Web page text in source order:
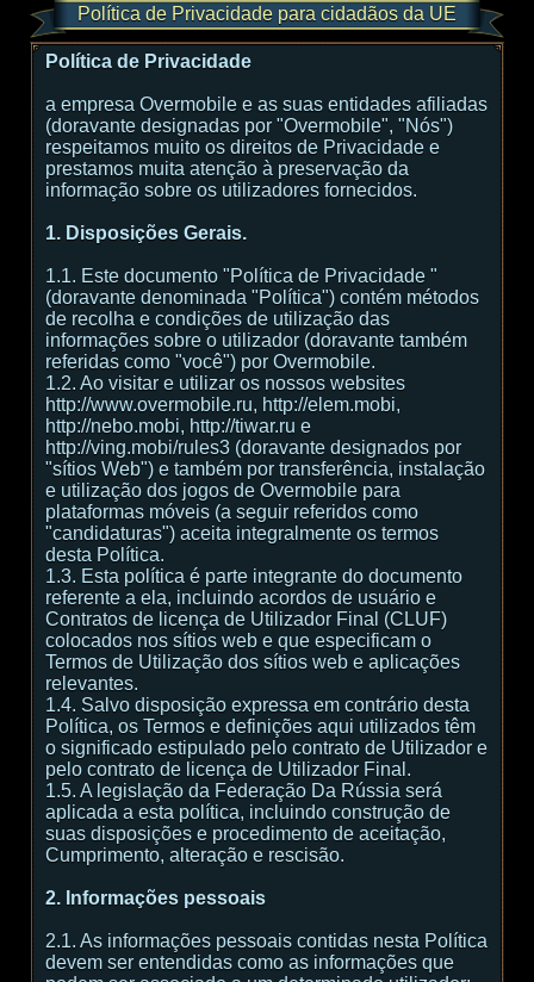
Política de Privacidade para cidadãos da UE
Política de Privacidade
a empresa Overmobile e as suas entidades afiliadas
(doravante designadas por "Overmobile", "Nós")
respeitamos muito os direitos de Privacidade e
prestamos muita atenção à preservação da
informação sobre os utilizadores fornecidos.
1. Disposições Gerais.
1.1. Este documento "Política de Privacidade "
(doravante denominada "Política") contém métodos
de recolha e condições de utilização das
informações sobre o utilizador (doravante também
referidas como "você") por Overmobile.
1.2. Ao visitar e utilizar os nossos websites
http://www.overmobile.ru, http://elem.mobi,
http://nebo.mobi, http://tiwar.ru e
http://ving.mobi/rules3 (doravante designados por
"sítios Web") e também por transferência, instalação
e utilização dos jogos de Overmobile para
plataformas móveis (a seguir referidos como
"candidaturas") aceita integralmente os termos
desta Política.
1.3. Esta política é parte integrante do documento
referente a ela, incluindo acordos de usuário e
Contratos de licença de Utilizador Final (CLUF)
colocados nos sítios web e que especificam o
Termos de Utilização dos sítios web e aplicações
relevantes.
1.4. Salvo disposição expressa em contrário desta
Política, os Termos e definições aqui utilizados têm
o significado estipulado pelo contrato de Utilizador e
pelo contrato de licença de Utilizador Final.
1.5. A legislação da Federação Da Rússia será
aplicada a esta política, incluindo construção de
suas disposições e procedimento de aceitação,
Cumprimento, alteração e rescisão.
2. Informações pessoais
2.1. As informações pessoais contidas nesta Política
devem ser entendidas como as informações que